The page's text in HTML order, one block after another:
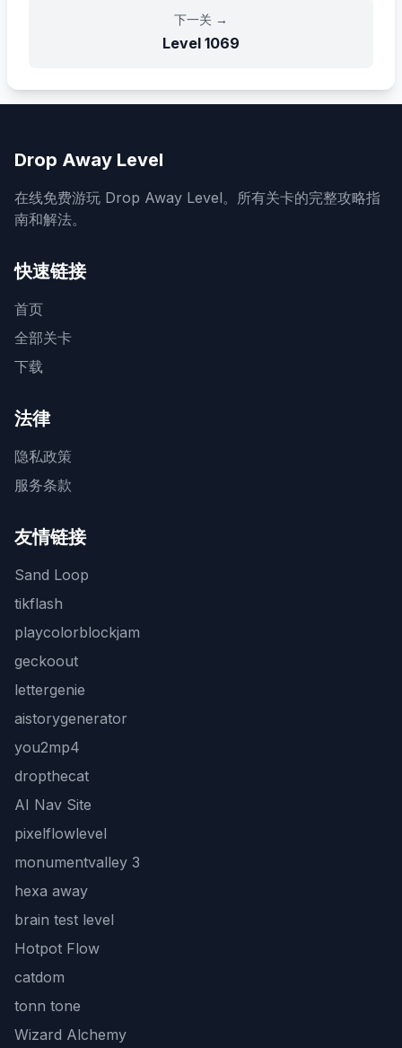
下一关 →
Level 1069
Drop Away Level
在线免费游玩 Drop Away Level。所有关卡的完整攻略指
南和解法。
快速链接
首页
全部关卡
下载
法律
隐私政策
服务条款
友情链接
Sand Loop
tikflash
playcolorblockjam
geckoout
lettergenie
aistorygenerator
you2mp4
dropthecat
AI Nav Site
pixelflowlevel
monumentvalley 3
hexa away
brain test level
Hotpot Flow
catdom
tonn tone
Wizard Alchemy